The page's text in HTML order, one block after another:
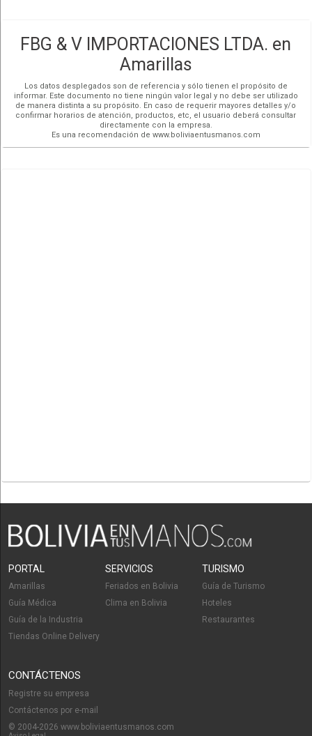
FBG & V IMPORTACIONES LTDA. en
Amarillas
Los datos desplegados son de referencia y sólo tienen el propósito de
informar. Este documento no tiene ningún valor legal y no debe ser utilizado
de manera distinta a su propósito. En caso de requerir mayores detalles y/o
confirmar horarios de atención, productos, etc, el usuario deberá consultar
directamente con la empresa.
Es una recomendación de www.boliviaentusmanos.com
PORTAL
Amarillas
Guía Médica
Guía de la Industria
Tiendas Online Delivery
SERVICIOS
Feriados en Bolivia
Clima en Bolivia
TURISMO
Guía de Turismo
Hoteles
Restaurantes
CONTÁCTENOS
Registre su empresa
Contáctenos por e-mail
© 2004-2026 www.boliviaentusmanos.com